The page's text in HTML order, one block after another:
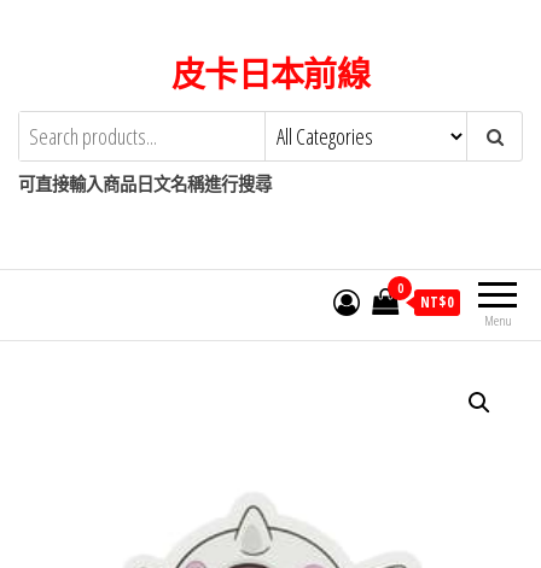
content
皮卡日本前線
可直接輸入商品日文名稱進行搜尋
Menu
0
NT$0